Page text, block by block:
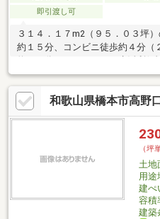
即引渡し可
３１４．１７m2（９５．０３坪
約１５分、コンビニ徒歩約４分（
和歌山県橋本市高野
（坪
土地
用途
建ぺ
容積
建築